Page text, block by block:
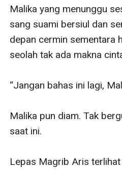
Malika yang menunggu
sang suami bersiul dan
depan cermin sementara
seolah tak ada makna
“Jangan bahas ini lagi,
Malika pun diam. Tak
saat ini.
Lepas Magrib Aris